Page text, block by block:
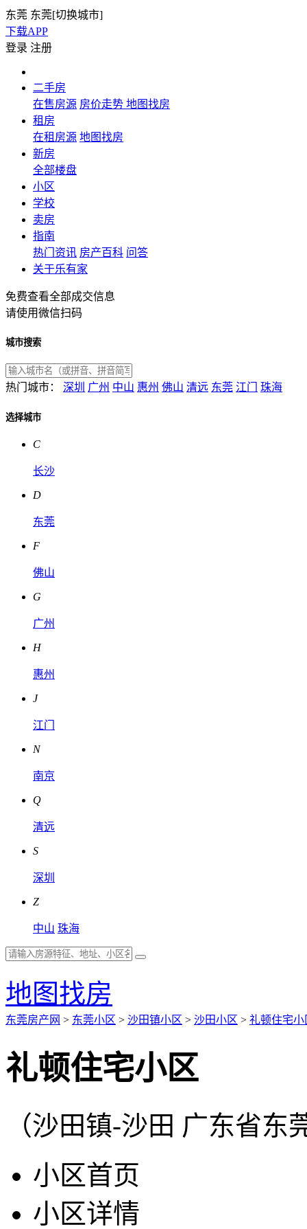
东莞 东莞[切换城市]
下载APP
登录 注册
二手房
在售房源 房价走势 地图找房
租房
在租房源 地图找房
新房
全部楼盘
小区
学校
卖房
指南
热门资讯 房产百科 问答
关于乐有家
免费查看全部成交信息
请使用微信扫码
城市搜索
热门城市： 深圳 广州 中山 惠州 佛山 清远 东莞 江门 珠海
选择城市
C
长沙
D
东莞
F
佛山
G
广州
H
惠州
J
江门
N
南京
Q
清远
S
深圳
Z
中山 珠海
地图找房
东莞房产网 > 东莞小区 > 沙田镇小区 > 沙田小区 > 礼顿住宅小
礼顿住宅小区
（沙田镇-沙田 广东省
小区首页
小区详情